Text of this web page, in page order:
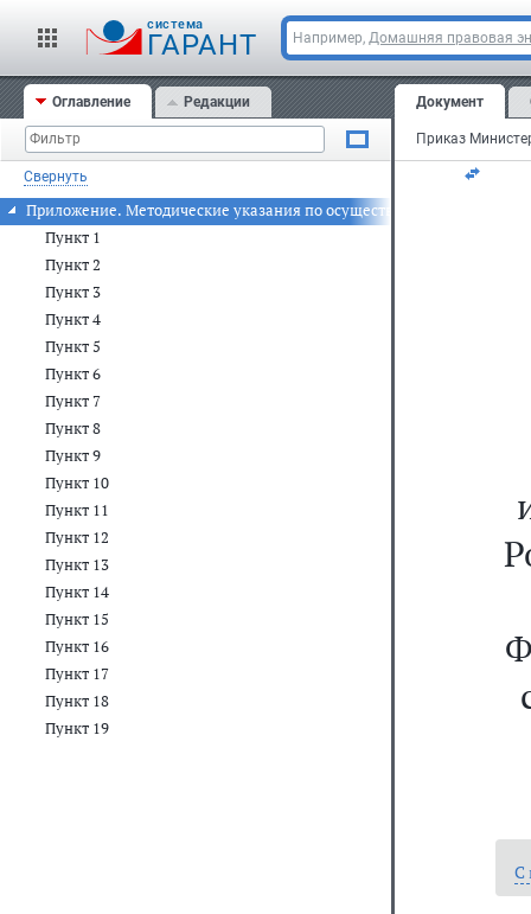
cистема
ГАРАНТ Например, Домашняя правовая
Оглавление Редакции
Свернуть
Приложение. Методические указания по осуществлению органами
Пункт 1
Пункт 2
Пункт 3
Пункт 4
Пункт 5
Пункт 6
Пункт 7
Пункт 8
Пункт 9
Пункт 10
Пункт 11
Пункт 12
Пункт 13
Пункт 14
Пункт 15
Пункт 16
Пункт 17
Пункт 18
Пункт 19
Документ
С